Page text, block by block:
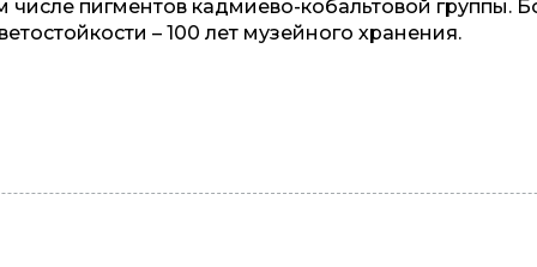
пигментов кадмиево-кобальтовой группы.
– 100 лет музейного хранения.